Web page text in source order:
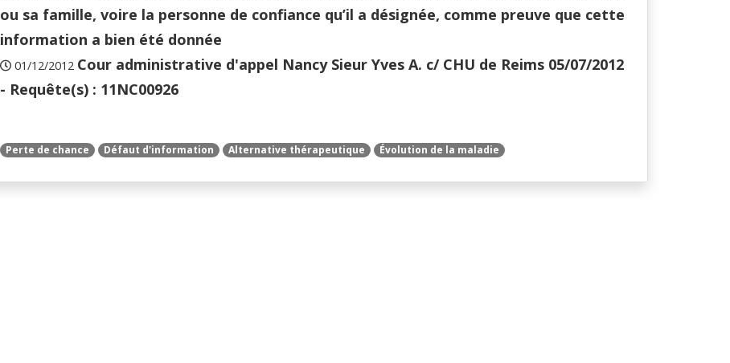
ou sa famille, voire la personne de confiance qu’il a désignée, comme preuve que cette
information a bien été donnée
01/12/2012 Cour administrative d'appel Nancy Sieur Yves A. c/ CHU de Reims 05/07/2012
- Requête(s) : 11NC00926
Perte de chance Défaut d'information Alternative thérapeutique Évolution de la maladie